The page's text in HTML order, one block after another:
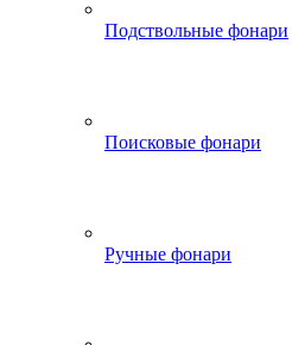
Подствольные фонари
Поисковые фонари
Ручные фонари